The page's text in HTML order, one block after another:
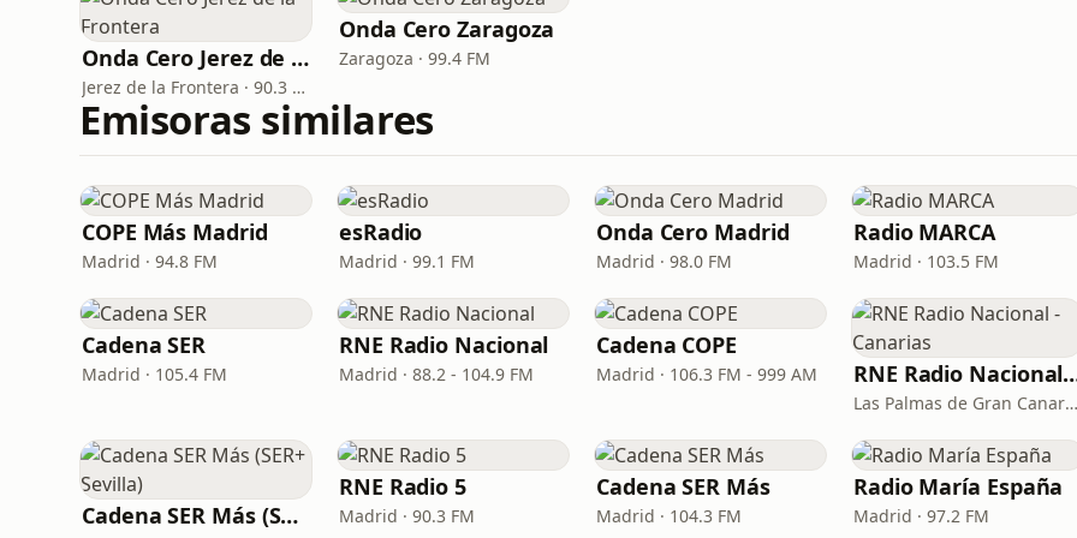
Onda Cero Jerez de la Frontera
Jerez de la Frontera · 90.3 FM
Onda Cero Zaragoza
Zaragoza · 99.4 FM
Emisoras similares
COPE Más Madrid
Madrid · 94.8 FM
esRadio
Madrid · 99.1 FM
Onda Cero Madrid
Madrid · 98.0 FM
Radio MARCA
Madrid · 103.5 FM
Cadena SER
Madrid · 105.4 FM
RNE Radio Nacional
Madrid · 88.2 - 104.9 FM
Cadena COPE
Madrid · 106.3 FM - 999 AM RNE Radio
Las Palmas de Gran Canaria · 92.8 FM
Cadena SER Más (SER+ Sevilla)
RNE Radio 5
Madrid · 90.3 FM
Cadena SER Más
Madrid · 104.3 FM
Radio María España
Madrid · 97.2 FM